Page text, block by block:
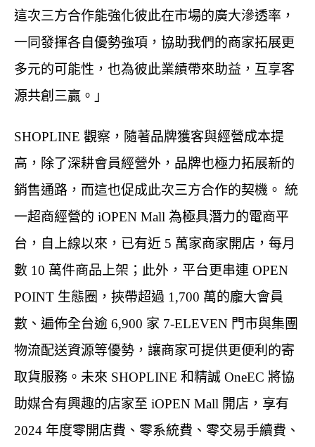
這次三方合作能強化彼此在市場的廣大滲透率，
一同發揮各自優勢強項，協助我們的商家拓展更
多元的可能性，也為彼此業績帶來助益，互享客
源共創三贏。」
SHOPLINE 觀察，隨著品牌獲客與經營成本提
高，除了深耕會員經營外，品牌也極力拓展新的
銷售通路，而這也促成此次三方合作的契機。 統
一超商經營的 iOPEN Mall 為極具潛力的電商平
台，自上線以來，已有近 5 萬家商家開店，每月
數 10 萬件商品上架；此外，平台更串連 OPEN
POINT 生態圈，挾帶超過 1,700 萬的龐大會員
數、遍佈全台逾 6,900 家 7-ELEVEN 門市與集團
物流配送資源等優勢，讓商家可提供更便利的寄
取貨服務。未來 SHOPLINE 和精誠 OneEC 將協
助媒合有興趣的店家至 iOPEN Mall 開店，享有
2024 年度零開店費、零系統費、零交易手續費、